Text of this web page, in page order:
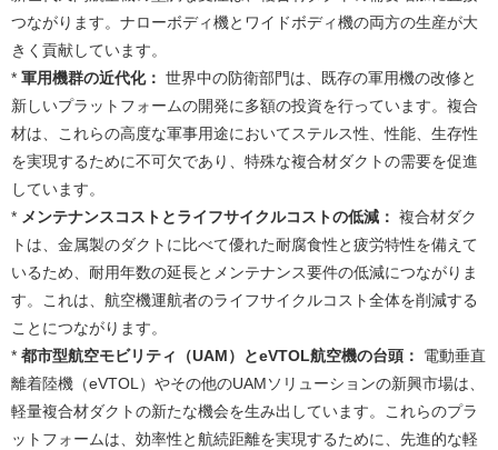
つながります。ナローボディ機とワイドボディ機の両方の生産が大
きく貢献しています。
* 軍用機群の近代化： 世界中の防衛部門は、既存の軍用機の改修と
新しいプラットフォームの開発に多額の投資を行っています。複合
材は、これらの高度な軍事用途においてステルス性、性能、生存性
を実現するために不可欠であり、特殊な複合材ダクトの需要を促進
しています。
* メンテナンスコストとライフサイクルコストの低減： 複合材ダク
トは、金属製のダクトに比べて優れた耐腐食性と疲労特性を備えて
いるため、耐用年数の延長とメンテナンス要件の低減につながりま
す。これは、航空機運航者のライフサイクルコスト全体を削減する
ことにつながります。
* 都市型航空モビリティ（UAM）とeVTOL航空機の台頭：
電動垂直
離着陸機（eVTOL）やその他のUAMソリューションの新興市場は、
軽量複合材ダクトの新たな機会を生み出しています。これらのプラ
ットフォームは、効率性と航続距離を実現するために、先進的な軽